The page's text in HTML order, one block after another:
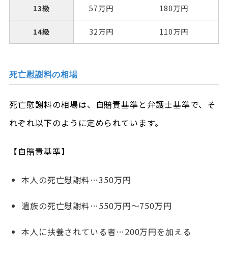
13級 57万円 180万円
14級 32万円 110万円
死亡慰謝料の相場
死亡慰謝料の相場は、自賠責基準と弁護士基準で、そ
れぞれ以下のように定められています。
【自賠責基準】
本人の死亡慰謝料…350万円
遺族の死亡慰謝料…550万円～750万円
本人に扶養されている者…200万円を加える